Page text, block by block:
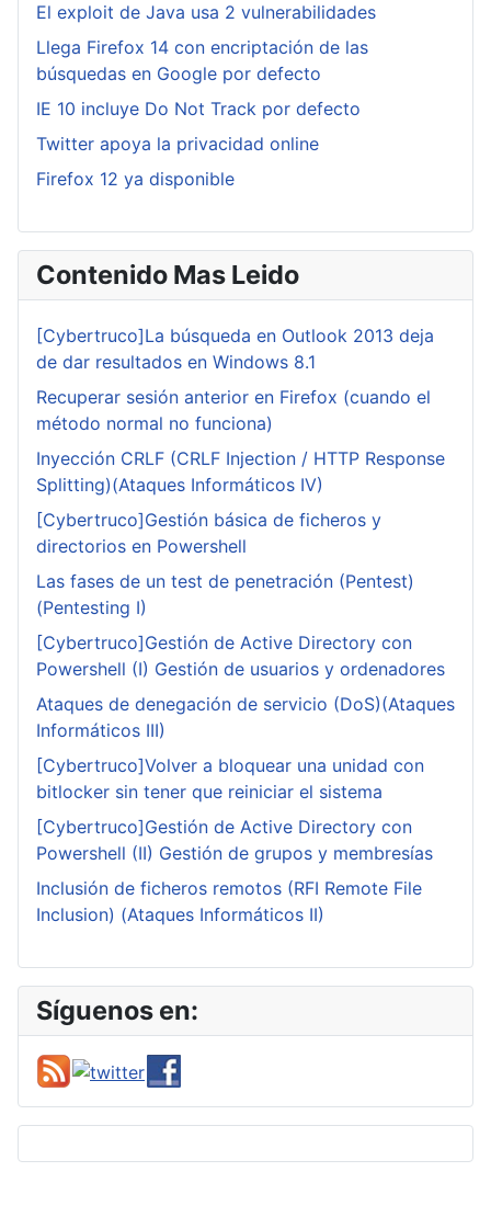
El exploit de Java usa 2 vulnerabilidades
Llega Firefox 14 con encriptación de las
búsquedas en Google por defecto
IE 10 incluye Do Not Track por defecto
Twitter apoya la privacidad online
Firefox 12 ya disponible
Contenido Mas Leido
[Cybertruco]La búsqueda en Outlook 2013 deja
de dar resultados en Windows 8.1
Recuperar sesión anterior en Firefox (cuando el
método normal no funciona)
Inyección CRLF (CRLF Injection / HTTP Response
Splitting)(Ataques Informáticos IV)
[Cybertruco]Gestión básica de ficheros y
directorios en Powershell
Las fases de un test de penetración (Pentest)
(Pentesting I)
[Cybertruco]Gestión de Active Directory con
Powershell (I) Gestión de usuarios y ordenadores
Ataques de denegación de servicio (DoS)(Ataques
Informáticos III)
[Cybertruco]Volver a bloquear una unidad con
bitlocker sin tener que reiniciar el sistema
[Cybertruco]Gestión de Active Directory con
Powershell (II) Gestión de grupos y membresías
Inclusión de ficheros remotos (RFI Remote File
Inclusion) (Ataques Informáticos II)
Síguenos en: